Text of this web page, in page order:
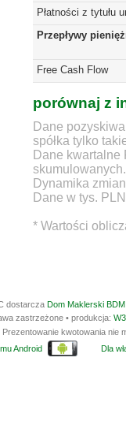
Płatności z tytułu
Przepływy
Free Cash Flow
porównaj z
Dane
spółka tylko
Dane
skumulowanych.
Dynamika
Dane w tys. PLN
* Wartości
dostarcza Dom Maklerski
zastrzeżone • produkcja:
. Prezentowanie kwotowania
Android Dla